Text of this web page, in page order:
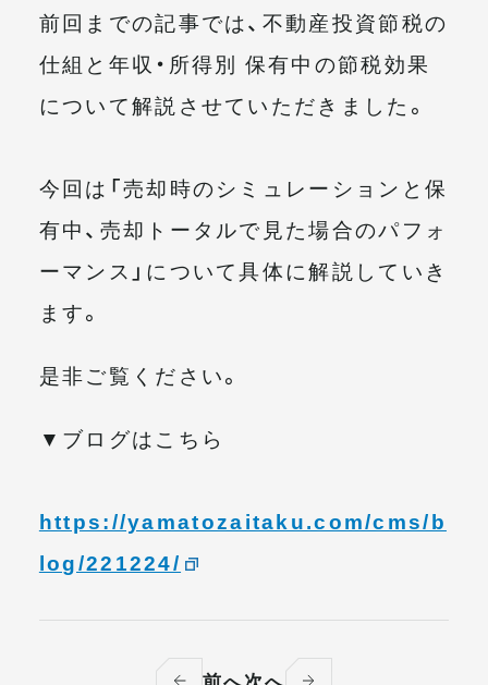
前回までの記事では、不動産投資節税の
仕組と年収・所得別 保有中の節税効果
について解説させていただきました。
今回は「売却時のシミュレーションと保
有中、売却トータルで見た場合のパフォ
ーマンス」について具体に解説していき
ます。
是非ご覧ください。
▼ブログはこちら
https://yamatozaitaku.com/cms/b
log/221224/